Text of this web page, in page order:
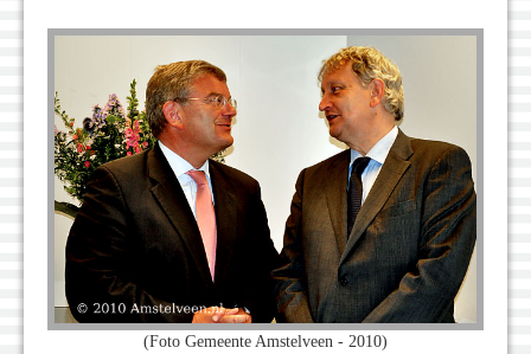
(Foto Gemeente Amstelveen - 2010)